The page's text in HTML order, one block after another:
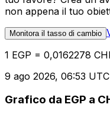
non appena il tuo
Monitora il tasso di cambio
1 EGP = 0,0162278
9 ago 2026, 06:53 UTC
Grafico da EGP a